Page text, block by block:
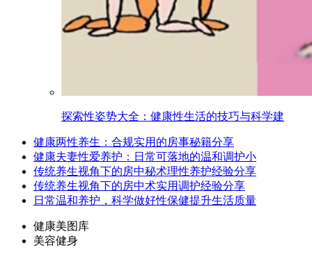
探索性姿势大全：健康性生活的技巧与科学建
健康两性养生：合规实用的房事秘籍分享
健康夫妻性爱养护：日常可落地的温和调护小
传统养生视角下的房中秘术理性养护经验分享
传统养生视角下的房中术实用调护经验分享
日常温和养护，科学做好性保健提升生活质量
健康美图库
美容健身